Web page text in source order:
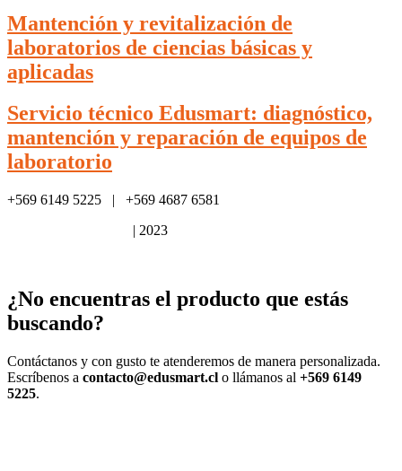
Mantención y revitalización de
laboratorios de ciencias básicas y
aplicadas
Servicio técnico Edusmart: diagnóstico,
mantención y reparación de equipos de
laboratorio
+569 6149 5225 | +569 4687 6581
| 2023
¿No encuentras el producto que estás
buscando?
Contáctanos y con gusto te atenderemos de manera personalizada.
Escríbenos a contacto@edusmart.cl o llámanos al +569 6149
5225.